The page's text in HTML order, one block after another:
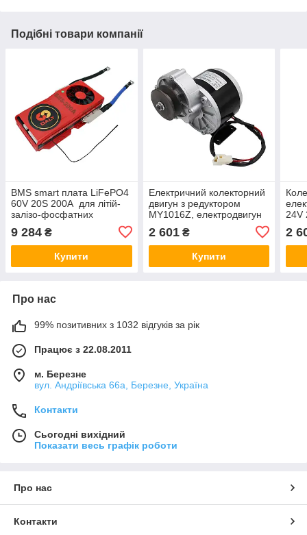
Подібні товари компанії
BMS smart плата LiFePO4
60V 20S 200A для літій-
залізо-фосфатних
акумуляторів симетрия з
Bluetooth+вентилятор
9 284 ₴
Купити
Електричний колекторний
двигун з редуктором
MY1016Z, електродвигун
довгий вал, зі шківом +
роз'єм
2 601₴
Купити
24V
2
Про нас
99% позитивних з 1032 відгуків за рік
Працює з 22.08.2011
м. Березне
вул. Андріївська 66а, Березне, Україна
Контакти
Сьогодні вихідний
Показати весь графік роботи
Про нас
Контакти